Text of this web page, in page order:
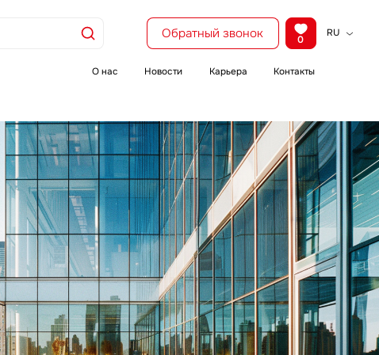
Обратный звонок 0
RU
О нас Новости Карьера Контакты